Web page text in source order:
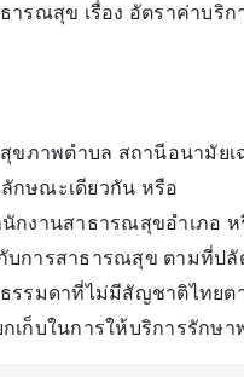
ารณสุข เรื่อง อัตราค่าบริ
สุขภาพตําบล สถานีอนามั
กษณะเดียวกัน หรือ
กงานสาธารณสุขอําเภอ
บการสาธารณสุข ตามที่ป
รรมดาที่ไม่มีสัญชาติไทย
เก็บในการให้บริการรักษา